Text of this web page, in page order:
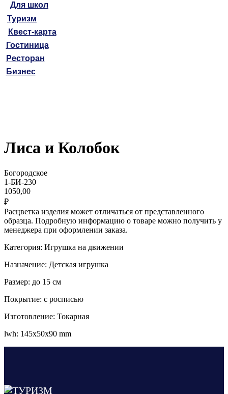
Для школ
Туризм
Квест-карта
Гостиница
Ресторан
Бизнес
Лиса и Колобок
Богородское
1-БИ-230
1050,00
₽
Расцветка изделия может отличаться от представленного
образца. Подробную информацию о товаре можно получить у
менеджера при оформлении заказа.
Категория: Игрушка на движении
Назначение: Детская игрушка
Размер: до 15 см
Покрытие: с росписью
Изготовление: Токарная
lwh: 145x50x90 mm